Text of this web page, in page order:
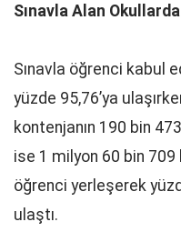
Sınavla Alan
Sınavla öğrenci kabul
yüzde 95,76’ya
kontenjanın 190 bin
ise 1 milyon 60 bin
öğrenci yerleşerek
ulaştı.